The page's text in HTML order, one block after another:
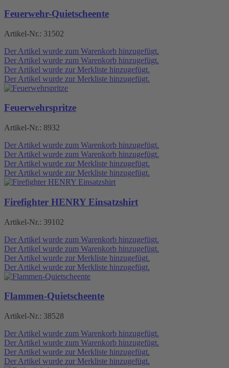
Feuerwehr-Quietscheente
Artikel-Nr.: 31502
Der Artikel wurde zum Warenkorb hinzugefügt.
Der Artikel wurde zum Warenkorb hinzugefügt.
Der Artikel wurde zur Merkliste hinzugefügt.
Der Artikel wurde zur Merkliste hinzugefügt.
Feuerwehrspritze
Artikel-Nr.: 8932
Der Artikel wurde zum Warenkorb hinzugefügt.
Der Artikel wurde zum Warenkorb hinzugefügt.
Der Artikel wurde zur Merkliste hinzugefügt.
Der Artikel wurde zur Merkliste hinzugefügt.
Firefighter HENRY Einsatzshirt
Artikel-Nr.: 39102
Der Artikel wurde zum Warenkorb hinzugefügt.
Der Artikel wurde zum Warenkorb hinzugefügt.
Der Artikel wurde zur Merkliste hinzugefügt.
Der Artikel wurde zur Merkliste hinzugefügt.
Flammen-Quietscheente
Artikel-Nr.: 38528
Der Artikel wurde zum Warenkorb hinzugefügt.
Der Artikel wurde zum Warenkorb hinzugefügt.
Der Artikel wurde zur Merkliste hinzugefügt.
Der Artikel wurde zur Merkliste hinzugefügt.